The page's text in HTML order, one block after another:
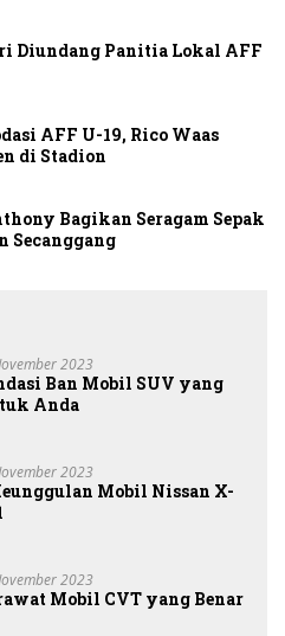
Diundang Panitia Lokal AFF
AFF U-19, Rico Waas
di Stadion
Bagikan Seragam Sepak
Secanggang
2023
Ban Mobil SUV yang
Anda
2023
Mobil Nissan X-
2023
Mobil CVT yang Benar